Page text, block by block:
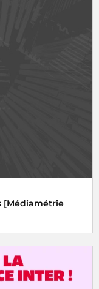
[Médiamétrie